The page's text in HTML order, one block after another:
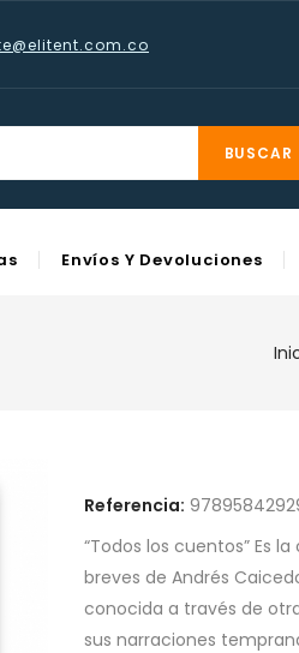
.co
BUSCAR
Envíos Y Devoluciones
Referencia:
“Todos los cuentos” Es
breves de Andrés
conocida a través de
sus narraciones
Cancel Create wishlist